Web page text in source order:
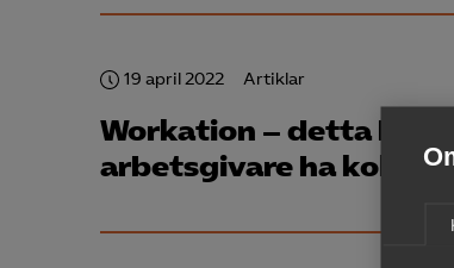
19 april 2022 Artiklar
Workation – detta bör
arbetsgivare ha koll på